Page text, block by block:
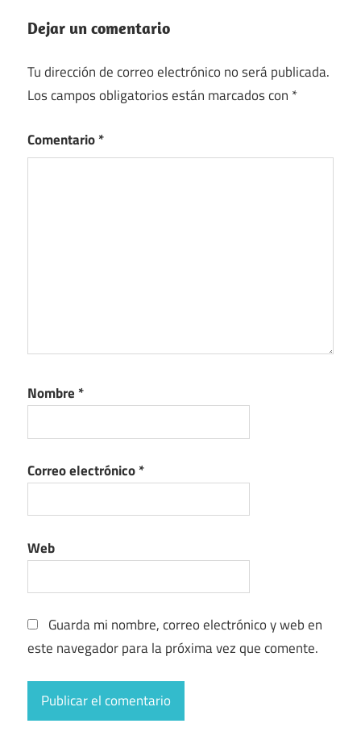
Dejar un comentario
Tu dirección de correo electrónico no será publicada.
Los campos obligatorios están marcados con *
Comentario*
Nombre *
Correo electrónico*
Web
Guarda mi nombre, correo electrónico y web en
este navegador para la próxima vez que comente.